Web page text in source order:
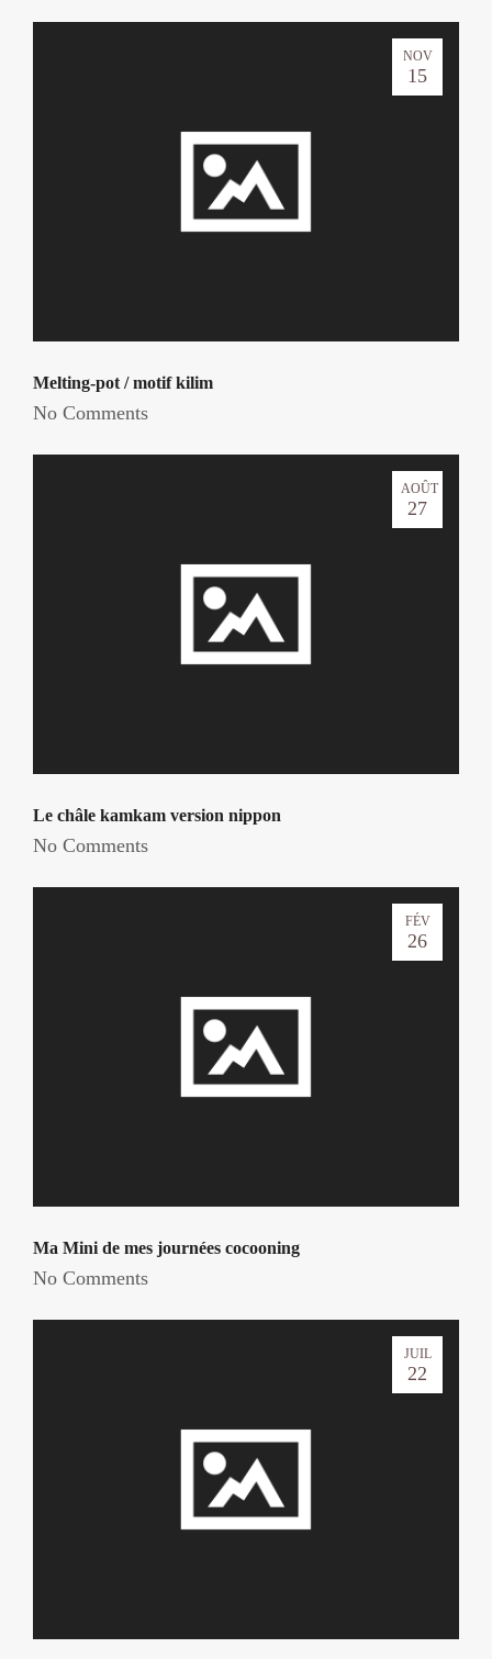
NOV
15
Melting-pot / motif kilim
No Comments
AOÛT
27
Le châle kamkam version nippon
No Comments
FÉV
26
Ma Mini de mes journées cocooning
No Comments
JUIL
22